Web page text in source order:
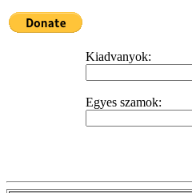
Kiadvanyok:
Egyes szamok: